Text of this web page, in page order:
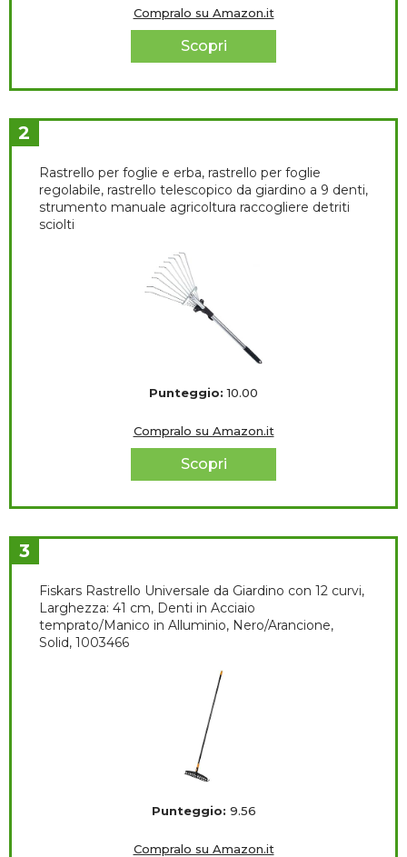
Compralo su Amazon.it
Scopri
2
Rastrello per foglie e erba, rastrello per foglie
regolabile, rastrello telescopico da giardino a 9 denti,
strumento manuale agricoltura raccogliere detriti
sciolti
Punteggio:10.00
Compralo su Amazon.it
Scopri
3
Fiskars Rastrello Universale da Giardino con 12 curvi,
Larghezza: 41 cm, Denti in Acciaio
temprato/Manico in Alluminio, Nero/Arancione,
Solid, 1003466
Punteggio: 9.56
Compralo su Amazon.it